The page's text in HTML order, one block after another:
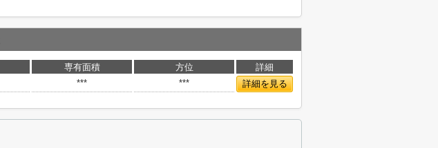
専有面積 方位
詳細
*** *** 詳細を見る